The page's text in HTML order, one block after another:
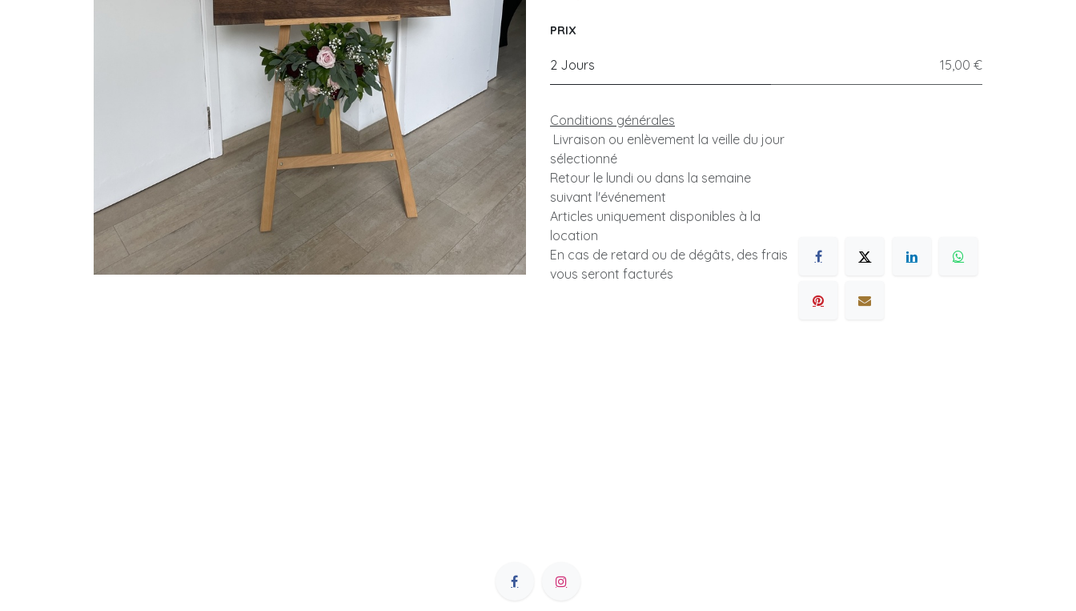
PRIX
2 Jours 15,00 €
Conditions générales
Livraison ou enlèvement la veille du jour
sélectionné
Retour le lundi ou dans la semaine
suivant l'événement
Articles uniquement disponibles à la
location
En cas de retard ou de dégâts, des frais
vous seront facturés